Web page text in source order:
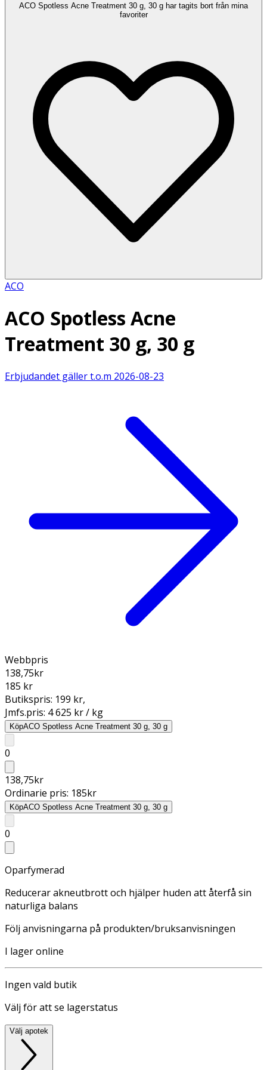
ACO Spotless Acne Treatment 30 g, 30 g har tagits bort från mina
favoriter
ACO
ACO Spotless Acne
Treatment 30 g, 30 g
Erbjudandet gäller t.o.m 2026-08-23
Webbpris
138,75kr
185 kr
Butikspris: 199 kr,
Jmfs.pris: 4 625 kr / kg
KöpACO Spotless Acne Treatment 30 g, 30 g
0
138,75kr
Ordinarie pris: 185kr
KöpACO Spotless Acne Treatment 30 g, 30 g
0
Oparfymerad
Reducerar akneutbrott och hjälper huden att återfå sin
naturliga balans
Följ anvisningarna på produkten/bruksanvisningen
I lager online
Ingen vald butik
Välj för att se lagerstatus
Välj apotek